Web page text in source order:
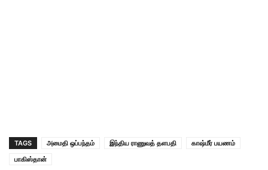
TAGS அமைதி ஒப்பந்தம் இந்திய ராணுவத் தளபதி
காஷ்மீர் பயணம்
பாகிஸ்தான்